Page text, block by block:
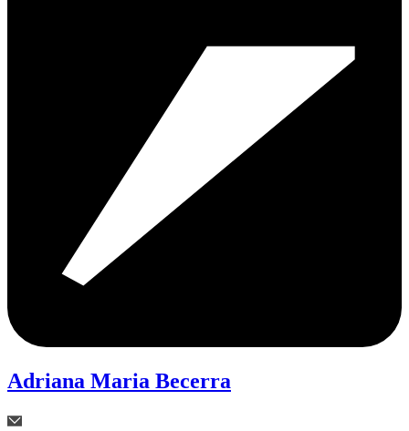
Adriana Maria Becerra